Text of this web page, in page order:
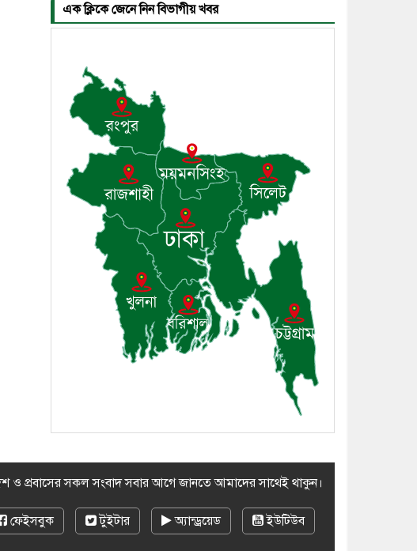
৬। জেলা পুলিশ সুপার থেকে
সম্মাননা পেলেন দাউদকান্দি
মডেল থানার এএসআই সজল
৭। দাউদকান্দিতে উপজেলা
আইন-শৃঙ্খলা কমিটির মাসিক
সভা অনুষ্ঠিত
৮। দাউদকান্দিতে মুচি
সম্প্রদায়ের খোঁজখবর নিলেন ড.
খন্দকার মারুফ হোসেন
৯। মেঘনায় আইন-শৃঙ্খলা
কমিটির মাসিক সভা অনুষ্ঠিত
১০। জাতীয় নেতা ড. খন্দকার
মোশাররফ হোসেনের মূল্যায়ন
কোথায় এবং একটি বিশ্লেষণ
এক ক্লিকে জেনে নিন বিভাগীয় খবর
ও প্রবাসের সকল সংবাদ সবার আগে জানতে আমাদের সাথেই থাকুন।
ফেইসবুক টুইটার অ্যান্ড্রয়েড ইউটিউব